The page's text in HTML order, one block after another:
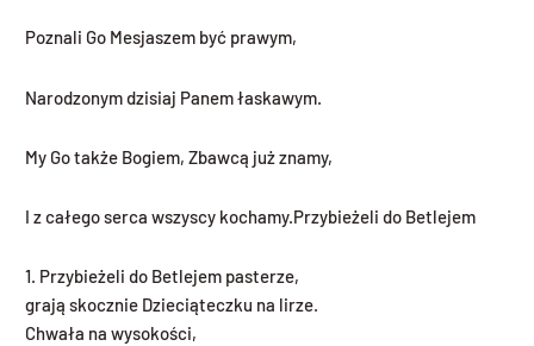
Poznali Go Mesjaszem być prawym,
Narodzonym dzisiaj Panem łaskawym.
My Go także Bogiem, Zbawcą już znamy,
I z całego serca wszyscy kochamy.Przybieżeli do Betlejem
1. Przybieżeli do Betlejem pasterze,
grają skocznie Dzieciąteczku na lirze.
Chwała na wysokości,